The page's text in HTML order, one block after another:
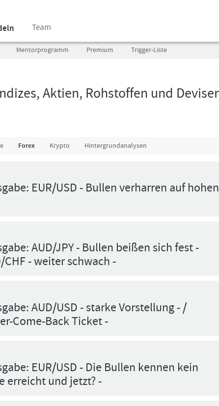
Team
Mentorprogramm Premium Trigger-Liste
Aktien, Rohstoffen und
Forex Krypto Hintergrundanalysen
EUR/USD - Bullen verharren auf hohen
AUD/JPY - Bullen beißen sich fest -
- weiter schwach -
AUD/USD - starke Vorstellung - /
Come-Back Ticket -
EUR/USD - Die Bullen kennen kein
erreicht und jetzt? -
in
Passwort
jetzt?
bietet
unten
auf
Angebot.